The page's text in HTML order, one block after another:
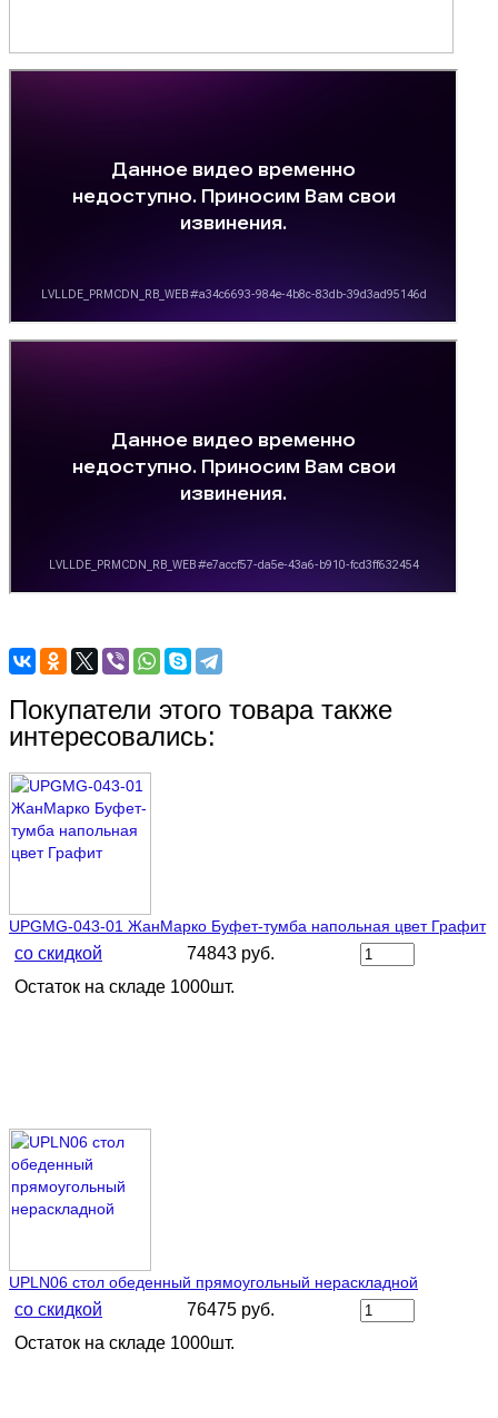
Покупатели этого товара также
интересовались:
UPGMG-043-01 ЖанМарко Буфет-тумба напольная цвет Графит
со скидкой
74843 руб.
Остаток на складе 1000шт.
UPLN06 стол обеденный прямоугольный нераскладной
со скидкой
76475 руб.
Остаток на складе 1000шт.